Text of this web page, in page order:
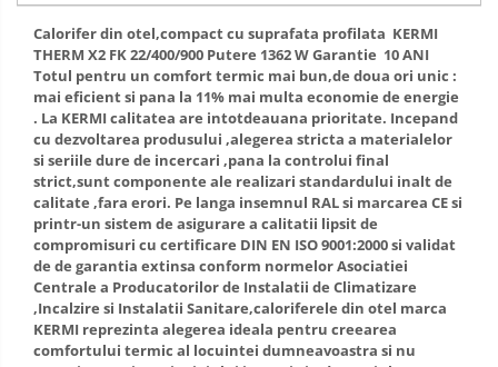
Boilere
Boilere electrice
Boilere termoelectrice
Accesorii Boilere Tesy
Puffere/Stocatoare de caldura
Puffer fara serpentina
Puffer 1 serpentina
Puffer 2 serpentine
Puffer cu serpentina pentru A.C.M.
Puffer pentru pompe de caldura
Aer conditionat
Dezumidificatoare
Calorifer din otel,compact cu suprafata profilata KERMI
THERM X2 FK 22/400/900 Putere 1362 W Garantie 10 ANI
Totul pentru un comfort termic mai bun,de doua ori unic :
mai eficient si pana la 11% mai multa economie de energie
. La KERMI calitatea are intotdeauana prioritate. Incepand
cu dezvoltarea produsului ,alegerea stricta a materialelor
si seriile dure de incercari ,pana la controlui final
strict,sunt componente ale realizari standardului inalt de
calitate ,fara erori. Pe langa insemnul RAL si marcarea CE si
printr-un sistem de asigurare a calitatii lipsit de
compromisuri cu certificare DIN EN ISO 9001:2000 si validat
de de garantia extinsa conform normelor Asociatiei
Centrale a Producatorilor de Instalatii de Climatizare
,Incalzire si Instalatii Sanitare,caloriferele din otel marca
KERMI reprezinta alegerea ideala pentru creearea
comfortului termic al locuintei dumneavoastra si nu